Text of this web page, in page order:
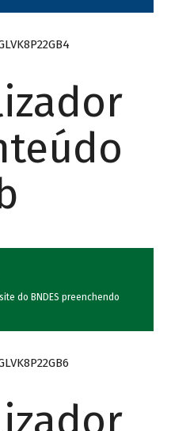
do BNDES preenchendo